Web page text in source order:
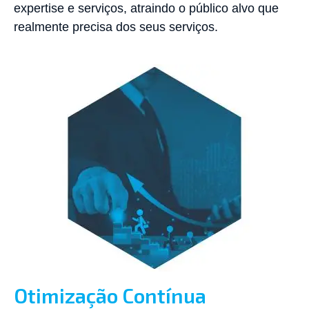
expertise e serviços, atraindo o público alvo que
realmente precisa dos seus serviços.
Otimização Contínua